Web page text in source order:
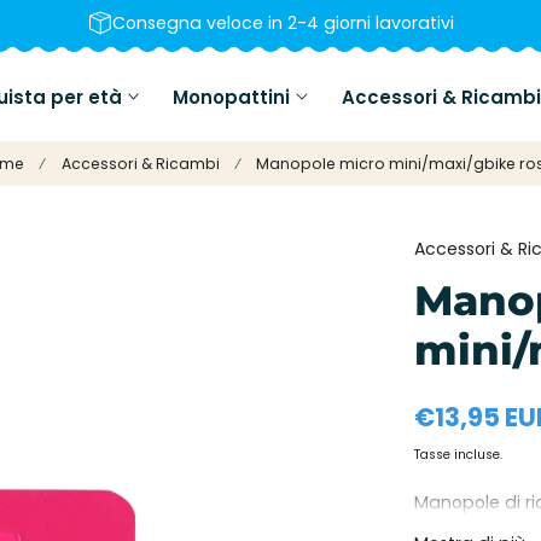
Consegna veloce in 2-4 giorni lavorativi
per età Monopattini Accessori & Ricambi
Accessori & Ricambi Manopole micro mini/maxi/gbike
Accessori &
mini/
Prezzo
normale
€13,95
Tasse incluse.
Manopole di